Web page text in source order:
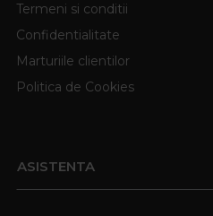
Termeni si conditii
Confidentialitate
Marturiile clientilor
Politica de Cookies
ASISTENTA